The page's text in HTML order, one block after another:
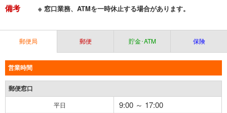
備考 ※ 窓口業務、ATMを一時休止する場合があります。
郵便局 郵便 貯金･ATM 保険
営業時間
郵便窓口
平日 9:00 ～ 17:00